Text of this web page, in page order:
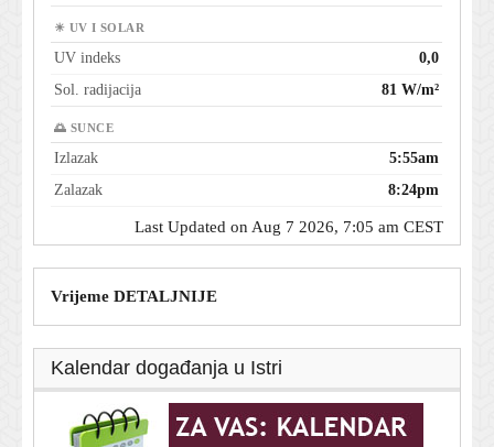
☀ UV I SOLAR
UV indeks
0,0
Sol. radijacija
81 W/m²
🌅 SUNCE
Izlazak
5:55am
Zalazak
8:24pm
Last Updated on Aug 7 2026, 7:05 am CEST
Vrijeme DETALJNIJE
Kalendar događanja u Istri